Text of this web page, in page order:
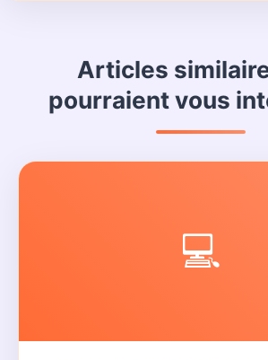
Articles
pourraient vous
💻